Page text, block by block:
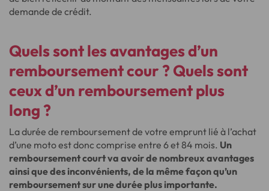
demande de crédit.
Quels sont les avantages d’un
remboursement cour ? Quels sont
ceux d’un remboursement plus
long ?
La durée de remboursement de votre emprunt lié à l’achat
d’une moto est donc comprise entre 6 et 84 mois. Un
remboursement court va avoir de nombreux avantages
ainsi que des inconvénients, de la même façon qu’un
remboursement sur une durée plus importante.